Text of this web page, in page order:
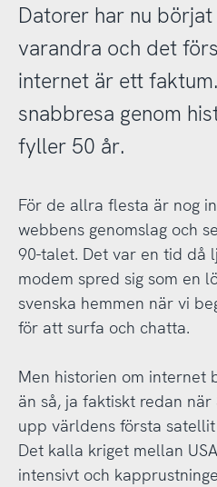
Datorer har nu
varandra och det
internet är ett
snabbresa genom
fyller 50 år.
För de allra flesta är nog
webbens genomslag och
90-talet. Det var en tid då
modem spred sig som en
svenska hemmen när vi
för att surfa och chatta.
Men historien om internet
än så, ja faktiskt redan
upp världens första
Det kalla kriget mellan
intensivt och